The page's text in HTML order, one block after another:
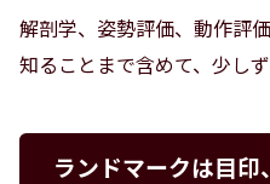
解剖学、姿勢評価、動作評
知ることまで含めて、少し
ランドマークは目